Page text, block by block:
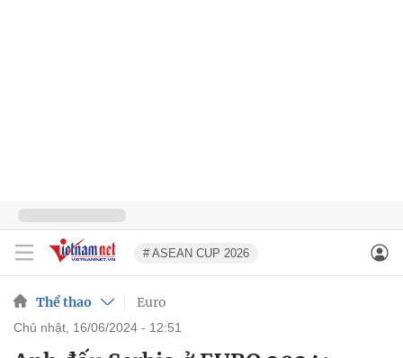
# ASEAN CUP 2026
Thể thao Euro
chủ nhật, 16/06/2024 - 12:51